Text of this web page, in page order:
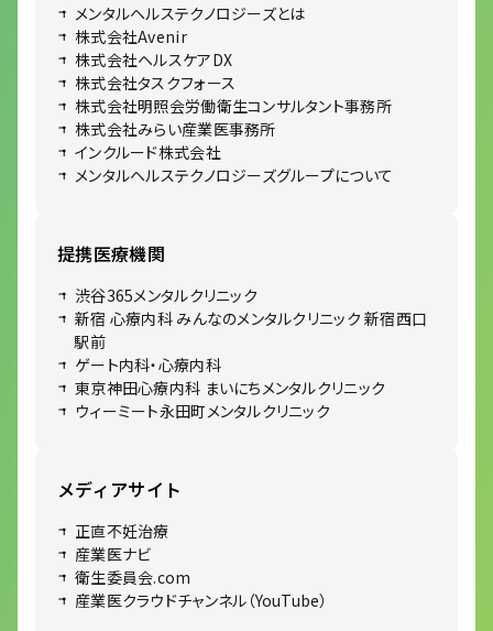
メンタルヘルステクノロジーズとは
株式会社Avenir
株式会社ヘルスケアDX
株式会社タスクフォース
株式会社明照会労働衛生コンサルタント事務所
株式会社みらい産業医事務所
インクルード株式会社
メンタルヘルステクノロジーズグループについて
提携医療機関
渋谷365メンタルクリニック
新宿 心療内科 みんなのメンタルクリニック 新宿西口
駅前
ゲート内科・心療内科
東京神田心療内科 まいにちメンタルクリニック
ウィーミート永田町メンタルクリニック
メディアサイト
正直不妊治療
産業医ナビ
衛生委員会.com
産業医クラウドチャンネル（YouTube）